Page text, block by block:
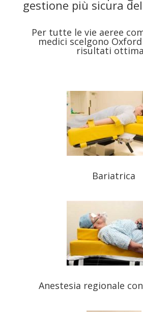
gestione più sicura
Per tutte le vie aeree
medici scelgono Oxford
risultati
Bariatrica
Anestesia regionale